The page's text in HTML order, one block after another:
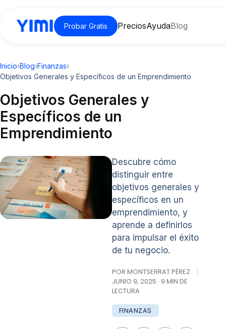
Probar Gratis PreciosAyudaBlog
Inicio›Blog›Finanzas›
Objetivos Generales y Específicos de un Emprendimiento
Objetivos Generales y
Específicos de un
Emprendimiento
Descubre cómo
distinguir entre
objetivos generales y
específicos en un
emprendimiento, y
aprende a definirlos
para impulsar el éxito
de tu negocio.
POR MONTSERRAT PÉREZ
|
JUNIO 9, 2025 · 9 MIN DE
LECTURA
FINANZAS